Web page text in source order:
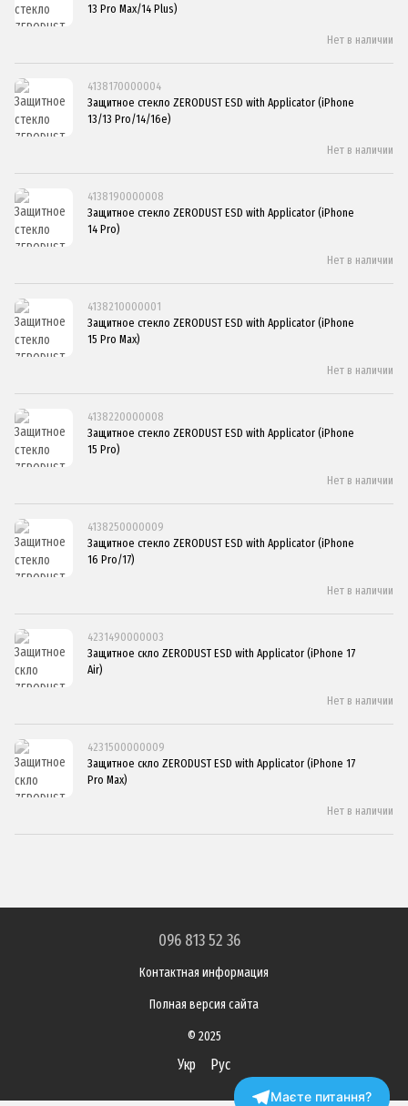
13 Pro Max/14 Plus)
Нет в наличии
4138170000004
Защитное стекло ZERODUST ESD with Applicator (iPhone
13/13 Pro/14/16e)
Нет в наличии
4138190000008
Защитное стекло ZERODUST ESD with Applicator (iPhone
14 Pro)
Нет в наличии
4138210000001
Защитное стекло ZERODUST ESD with Applicator (iPhone
15 Pro Max)
Нет в наличии
4138220000008
Защитное стекло ZERODUST ESD with Applicator (iPhone
15 Pro)
Нет в наличии
4138250000009
Защитное стекло ZERODUST ESD with Applicator (iPhone
16 Pro/17)
Нет в наличии
4231490000003
Защитное скло ZERODUST ESD with Applicator (iPhone 17
Air)
Нет в наличии
4231500000009
Защитное скло ZERODUST ESD with Applicator (iPhone 17
Pro Max)
Нет в наличии
096 813 52 36
Контактная информация
Полная версия сайта
© 2025
Укр Рус
Маєте питання?